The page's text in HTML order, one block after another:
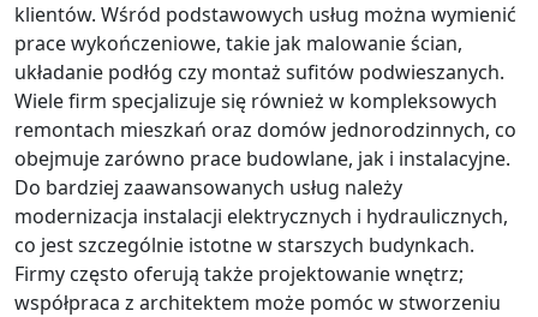
klientów. Wśród podstawowych usług można wymienić
prace wykończeniowe, takie jak malowanie ścian,
układanie podłóg czy montaż sufitów podwieszanych.
Wiele firm specjalizuje się również w kompleksowych
remontach mieszkań oraz domów jednorodzinnych, co
obejmuje zarówno prace budowlane, jak i instalacyjne.
Do bardziej zaawansowanych usług należy
modernizacja instalacji elektrycznych i hydraulicznych,
co jest szczególnie istotne w starszych budynkach.
Firmy często oferują także projektowanie wnętrz;
współpraca z architektem może pomóc w stworzeniu